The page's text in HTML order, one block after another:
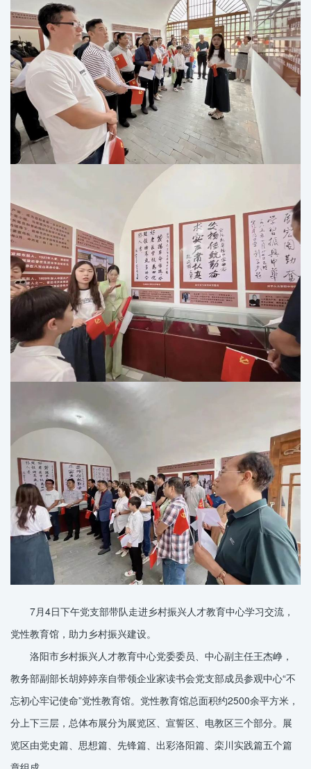
7月4日下午党支部带队走进乡村振兴人才教育中心学习交流，
党性教育馆，助力乡村振兴建设。
洛阳市乡村振兴人才教育中心党委委员、中心副主任王杰峥，
教务部副部长胡婷婷亲自带领企业家读书会党支部成员参观中心“不
忘初心牢记使命”党性教育馆。党性教育馆总面积约2500余平方米，
分上下三层，总体布展分为展览区、宣誓区、电教区三个部分。展
览区由党史篇、思想篇、先锋篇、出彩洛阳篇、栾川实践篇五个篇